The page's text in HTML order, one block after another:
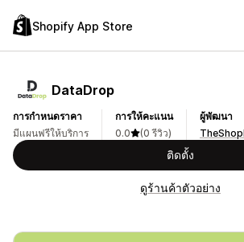
Shopify App Store
DataDrop
การกำหนดราคา
มีแผนฟรีให้บริการ
การให้คะแนน
0.0
(0 รีวิว)
ผู้พัฒนา
ติดตั้ง
ดูร้านค้าตัวอย่าง